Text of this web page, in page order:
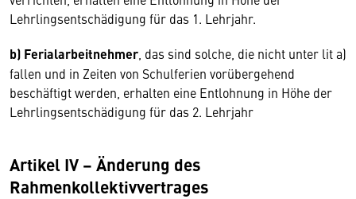
Lehrlingsentschädigung für das 1. Lehrjahr.
b) Ferialarbeitnehmer , das sind solche, die nicht unter lit a)
fallen und in Zeiten von Schulferien vorübergehend
beschäftigt werden, erhalten eine Entlohnung in Höhe der
Lehrlingsentschädigung für das 2. Lehrjahr
Artikel IV – Änderung des
Rahmenkollektivvertrages